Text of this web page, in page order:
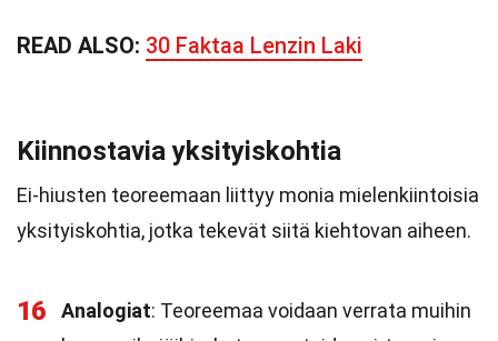
READ ALSO: 30 Faktaa Lenzin Laki
Kiinnostavia yksityiskohtia
Ei-hiusten teoreemaan liittyy monia mielenkiintoisia
yksityiskohtia, jotka tekevät siitä kiehtovan aiheen.
16 Analogiat: Teoreemaa voidaan verrata muihin